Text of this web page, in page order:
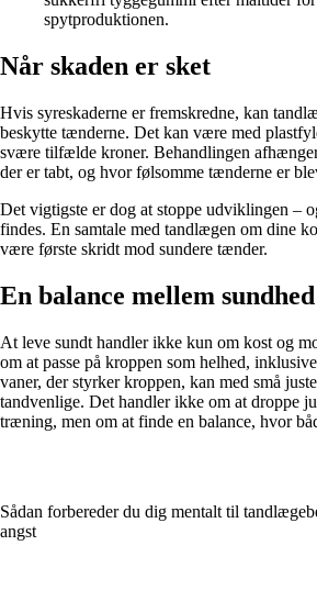
spytproduktionen.
Når skaden er sket
Hvis syreskaderne er fremskredne, kan
beskytte tænderne. Det kan være med
svære tilfælde kroner. Behandlingen
der er tabt, og hvor følsomme tænderne er
Det vigtigste er dog at stoppe udviklingen –
findes. En samtale med tandlægen om dine
være første skridt mod sundere tænder.
En balance mellem
At leve sundt handler ikke kun om kost og
om at passe på kroppen som helhed,
vaner, der styrker kroppen, kan med små
tandvenlige. Det handler ikke om at droppe
træning, men om at finde en balance, hvor
Sådan forbereder du dig mentalt til
angst